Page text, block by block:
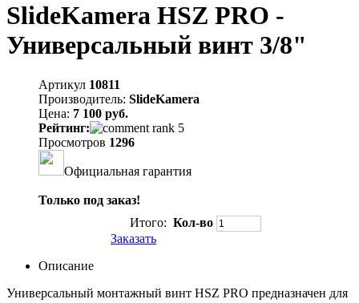
SlideKamera HSZ PRO -
Универсальный винт 3/8"
Артикул 10811
Производитель: SlideKamera
Цена: 7 100 руб.
Рейтинг:
Просмотров 1296
Официальная гарантия
Только под заказ!
Итого: Кол-во
Заказать
Описание
Универсальный монтажный винт HSZ PRO предназначен для